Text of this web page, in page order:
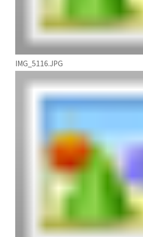
IMG_5116.JPG